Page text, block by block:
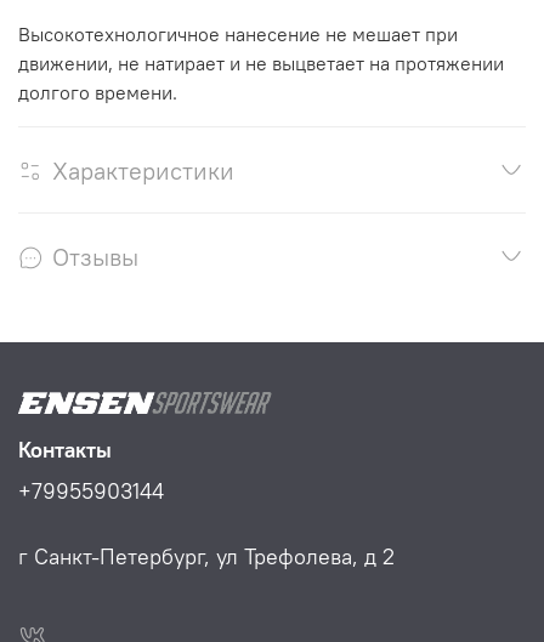
Высокотехнологичное нанесение не мешает при
движении, не натирает и не выцветает на протяжении
долгого времени.
Характеристики
Отзывы
Контакты
+79955903144
г Санкт-Петербург, ул Трефолева, д 2